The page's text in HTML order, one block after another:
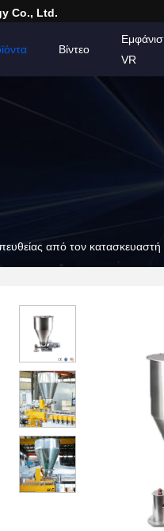
Co., Ltd.
Βίντεο
VR
από τον